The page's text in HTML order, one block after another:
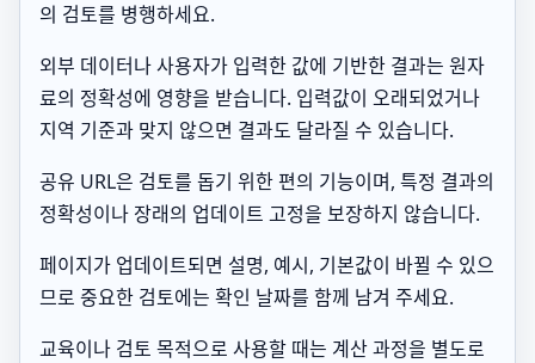
의 검토를 병행하세요.
외부 데이터나 사용자가 입력한 값에 기반한 결과는 원자
료의 정확성에 영향을 받습니다. 입력값이 오래되었거나
지역 기준과 맞지 않으면 결과도 달라질 수 있습니다.
공유 URL은 검토를 돕기 위한 편의 기능이며, 특정 결과의
정확성이나 장래의 업데이트 고정을 보장하지 않습니다.
페이지가 업데이트되면 설명, 예시, 기본값이 바뀔 수 있으
므로 중요한 검토에는 확인 날짜를 함께 남겨 주세요.
교육이나 검토 목적으로 사용할 때는 계산 과정을 별도로